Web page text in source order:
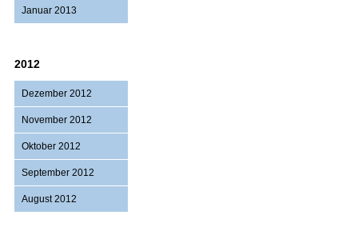
Januar 2013
2012
Dezember 2012
November 2012
Oktober 2012
September 2012
August 2012